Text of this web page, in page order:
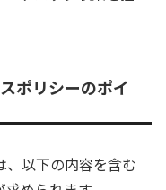
ポリシーのポイ
、以下の内容を含む